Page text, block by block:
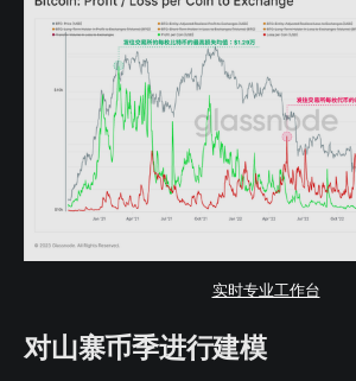
实时专业工作台
对山寨币季进行建模